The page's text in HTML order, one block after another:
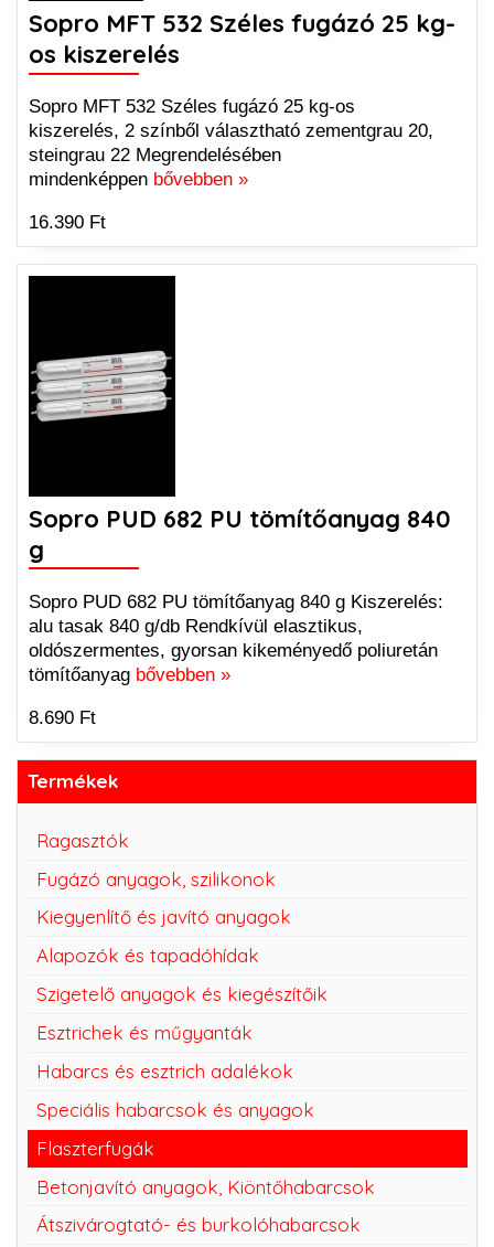
Sopro MFT 532 Széles fugázó 25 kg-
os kiszerelés
Sopro MFT 532 Széles fugázó 25 kg-os
kiszerelés, 2 színből választható zementgrau 20,
steingrau 22 Megrendelésében
mindenképpen bővebben »
16.390 Ft
Sopro PUD 682 PU tömítőanyag 840
g
Sopro PUD 682 PU tömítőanyag 840 g Kiszerelés:
alu tasak 840 g/db Rendkívül elasztikus,
oldószermentes, gyorsan kikeményedő poliuretán
tömítőanyag bővebben »
8.690 Ft
Termékek
Ragasztók
Fugázó anyagok, szilikonok
Kiegyenlítő és javító anyagok
Alapozók és tapadóhídak
Szigetelő anyagok és kiegészítőik
Esztrichek és műgyanták
Habarcs és esztrich adalékok
Speciális habarcsok és anyagok
Flaszterfugák
Betonjavító anyagok, Kiöntőhabarcsok
Átszivárogtató- és burkolóhabarcsok